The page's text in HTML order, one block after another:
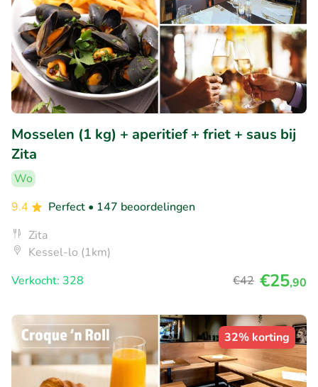
Mosselen (1 kg) + aperitief + friet + saus bij
Zita
Wo
9.4
Perfect • 147 beoordelingen
Zita
Kessel-lo (1km)
Verkocht: 328
€42 €25,90
32% korting